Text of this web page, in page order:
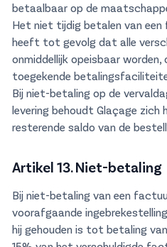
betaalbaar op de
Het niet tijdig betalen van
heeft tot gevolg dat alle
onmiddellijk opeisbaar
toegekende
Bij niet-betaling op de
levering behoudt Glaçage
resterende saldo van de
Artikel 13. Niet-betaling
Bij niet-betaling van een
voorafgaande
hij gehouden is tot betaling